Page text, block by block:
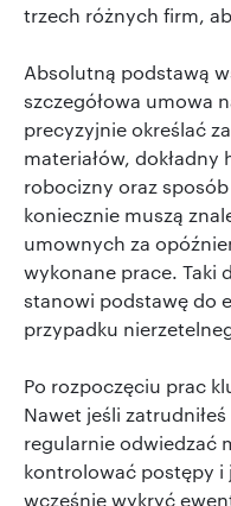
trzech różnych firm,
Absolutną podstawą
szczegółowa umowa
precyzyjnie określać
materiałów,
robocizny oraz
koniecznie muszą
umownych za
wykonane prace. Taki
stanowi podstawę do
przypadku
Po rozpoczęciu prac
Nawet jeśli
regularnie odwiedzać
kontrolować postępy i
wcześnie wykryć